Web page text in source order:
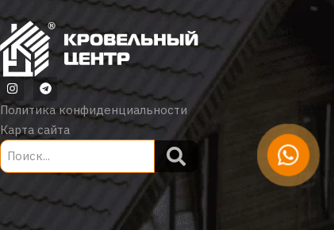
Политика конфиденциальности
Карта сайта